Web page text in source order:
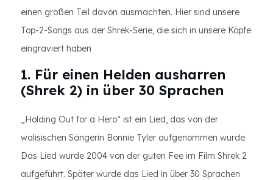
einen großen Teil davon ausmachten. Hier sind unsere
Top-2-Songs aus der Shrek-Serie, die sich in unsere Köpfe
eingraviert haben
1. Für einen Helden ausharren
(Shrek 2) in über 30 Sprachen
„Holding Out for a Hero“ ist ein Lied, das von der
walisischen Sängerin Bonnie Tyler aufgenommen wurde.
Das Lied wurde 2004 von der guten Fee im Film Shrek 2
aufgeführt. Später wurde das Lied in über 30 Sprachen